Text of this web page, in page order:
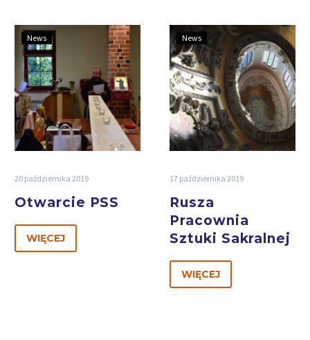
News
20 października 2019
Otwarcie PSS
WIĘCEJ
News
17 października 2019
Rusza
Pracownia
Sztuki Sakralnej
WIĘCEJ